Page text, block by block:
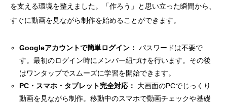
を支える環境を整えました。「作ろう」と思い立った瞬間から、
すぐに動画を見ながら制作を始めることができます。
Googleアカウントで簡単ログイン： パスワードは不要で
す。最初のログイン時にメンバー紐づけを行います。その後
はワンタップでスムーズに学習を開始できます。
PC・スマホ・タブレット完全対応：
大画面のPCでじっくり
動画を見ながら制作。移動中のスマホで動画チェックや基礎